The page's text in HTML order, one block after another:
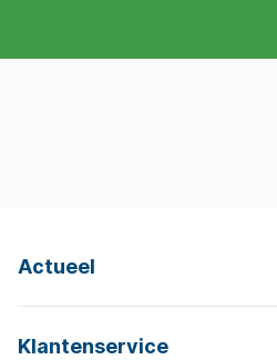
Actueel
Klantenservice